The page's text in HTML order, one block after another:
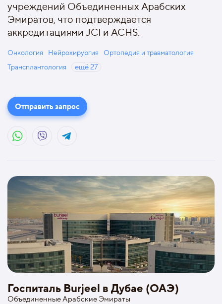
учреждений Объединенных Арабских
Эмиратов, что подтверждается
аккредитациями JCI и ACHS.
Онкология Нейрохирургия
Ортопедия и травматология
Трансплантология
ещё27
Отправить запрос
Госпиталь Burjeel в Дубае (ОАЭ)
Объединенные Арабские Эмираты